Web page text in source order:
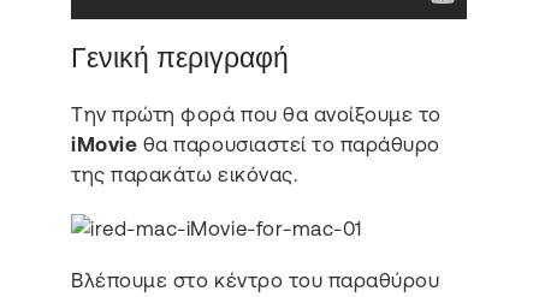
Γενική περιγραφή
Την πρώτη φορά που θα ανοίξουμε το
iMovie θα παρουσιαστεί το παράθυρο
της παρακάτω εικόνας.
Βλέπουμε στο κέντρο του παραθύρου